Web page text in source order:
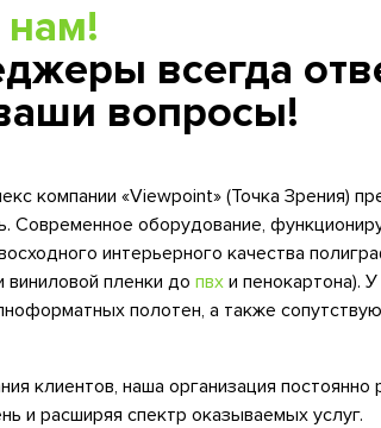
нам!
всегда
вопросы!
компании «Viewpoint» (Точка Зрения)
Современное оборудование,
интерьерного качества
виниловой пленки до пвх и пенокартона).
полотен, а также
клиентов, наша организация постоянно
и расширяя спектр оказываемых услуг.